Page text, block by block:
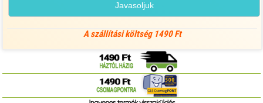
Javasoljuk
A szállítási költség 1490 Ft